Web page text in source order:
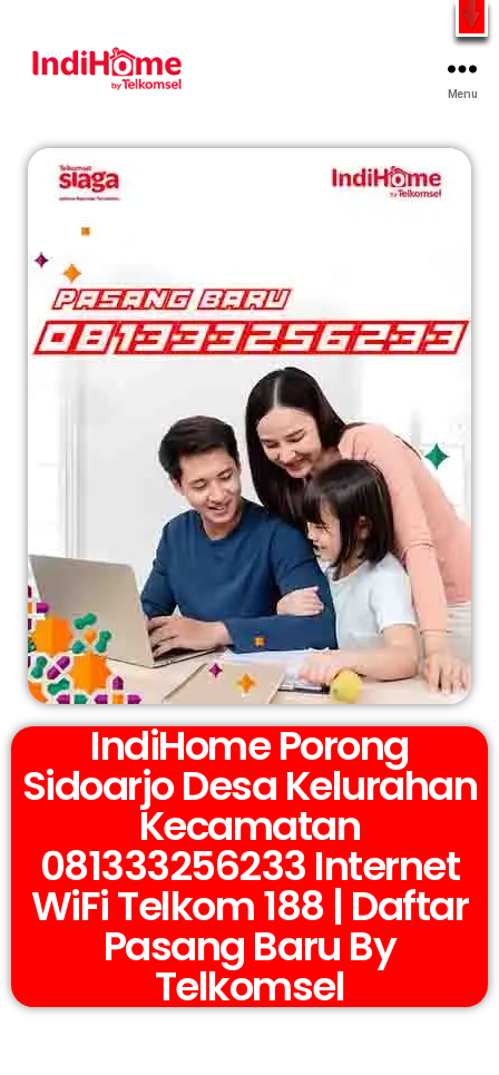
Gratis Pasang Dengan Bayar PDD2 | WiFi 200Rb an By
Menu
IndiHome Porong
Sidoarjo Desa Kelurahan
Kecamatan
081333256233 Internet
WiFi Telkom 188 | Daftar
Pasang Baru By
Telkomsel